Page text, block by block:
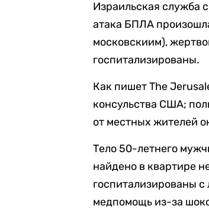
Израильская служба
атака БПЛА
московскиим),
госпитализированы.
Как пишет The
консульства США;
от местных жителей
Тело 50-летнего
найдено в квартире
госпитализированы
медпомощь из-за